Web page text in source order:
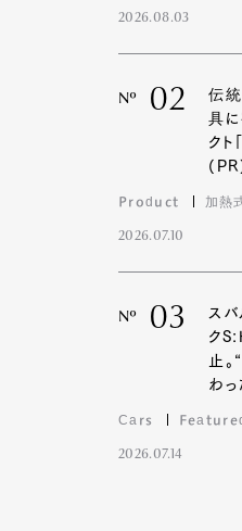
2026.08.03
Nº 02
伝統
具に
クト
Product 加熱
2026.07.10
Nº 03
スバ
ク
止
わっ
Cars
2026.07.14